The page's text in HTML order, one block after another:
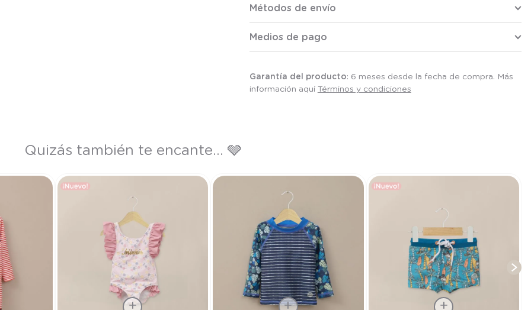
Métodos de envío
Medios de pago
Garantía del producto: 6 meses desde la fecha de compra. Más
información aquí Términos y condiciones
Quizás también te encante... 🩶